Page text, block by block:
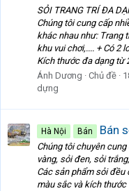
SỎI TRANG TRÍ ĐA
Chúng tôi cung cấp
khác nhau như: Trang
khu vui chơi,.... + Có 2
Kích thước đa dạng từ
Ánh Dương
Chủ đề
dựng
Hà Nội Bán Bán
Chúng tôi chuyên
vàng, sỏi đen, sỏi
Các sản phẩm sỏi đều
màu sắc và kích